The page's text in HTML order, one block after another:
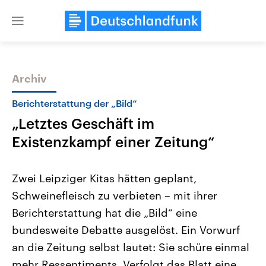
Close
Themen
Landtagswahl Sachsen-Anhalt
2026
Alle Informationen
Sachsen-Anhalt wählt am 6.
September 2026 einen neuen
Landtag. Seit 2021 wird das
Bundesland von einer Koalition aus
USA
Aktuelle Beiträge,
Hintergründe
Wirtschaftlich und
gehören die Vereinigten
den mächtigsten Ländern
mit großem Einfluss auf
Archiv
Berichterstattung der „Bild“
„Letztes Geschäft im
Existenzkampf einer Zeitung“
Zwei Leipziger Kitas hätten geplant,
Schweinefleisch zu verbieten – mit ihrer
Berichterstattung hat die „Bild“ eine
bundesweite Debatte ausgelöst. Ein Vorwurf
an die Zeitung selbst lautet: Sie schüre einmal